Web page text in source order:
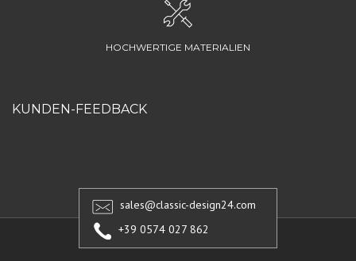
HOCHWERTIGE MATERIALIEN
KUNDEN-FEEDBACK
sales@classic-design24.com
+39 0574 027 862